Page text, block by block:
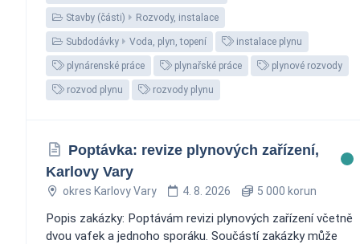
Stavby (části) Rozvody, instalace
Subdodávky Voda, plyn, topení instalace plynu
plynárenské práce plynařské práce plynové rozvody
rozvod plynu rozvody plynu
Poptávka: revize plynových zařízení,
Karlovy Vary
okres Karlovy Vary 4. 8. 2026 5 000 korun
Popis zakázky: Poptávám revizi plynových zařízení včetně
dvou vafek a jednoho sporáku. Součástí zakázky může